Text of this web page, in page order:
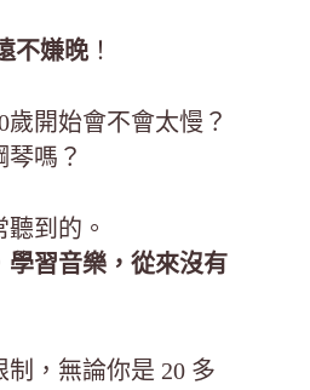
不嫌晚 ！
歲開始會不會太慢？
琴嗎？
到的。
學習音樂，從來沒有
，無論你是 20 多